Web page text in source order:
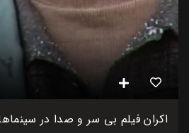
اکران فیلم بی سر و صدا در